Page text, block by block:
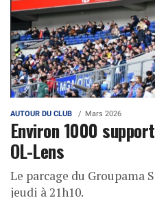
AUTOUR DU CLUB Mars 2026
Environ 1000
OL-Lens
Le parcage du Groupama
jeudi à 21h10.